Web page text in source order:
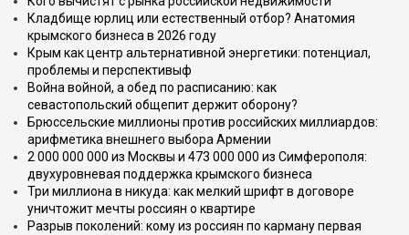
Кладбище юрлиц или естественный отбор? Анатомия
крымского бизнеса в 2026 году
Крым как центр альтернативной энергетики: потенциал,
проблемы и перспективыф
Война войной, а обед по расписанию: как
севастопольский общепит держит оборону?
Брюссельские миллионы против российских миллиардов:
арифметика внешнего выбора Армении
2 000 000 000 из Москвы и 473 000 000 из Симферополя:
двухуровневая поддержка крымского бизнеса
Три миллиона в никуда: как мелкий шрифт в договоре
уничтожит мечты россиян о квартире
Разрыв поколений: кому из россиян по карману первая